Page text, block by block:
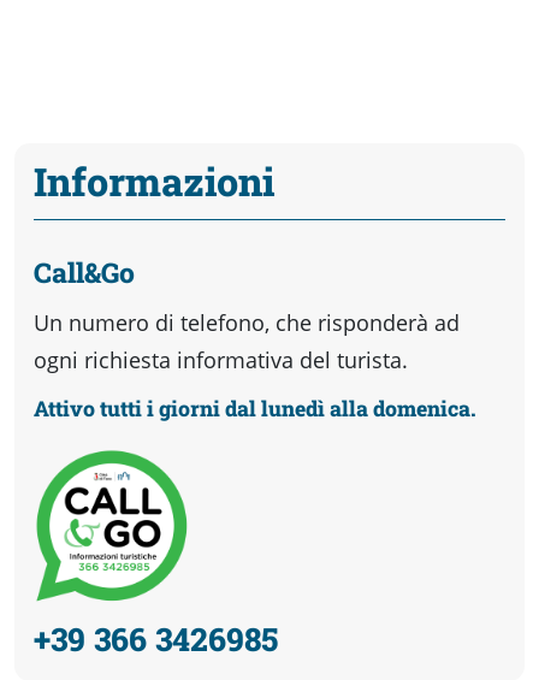
Informazioni
Call&Go
Un numero di telefono, che risponderà ad
ogni richiesta informativa del turista.
Attivo tutti i giorni dal lunedì alla domenica.
+39 366 3426985